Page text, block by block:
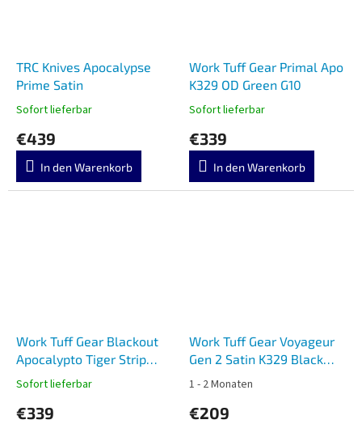
TRC Knives Apocalypse
Prime Satin
Sofort lieferbar
€439
In den Warenkorb
Work Tuff Gear Primal Apo
K329 OD Green G10
Sofort lieferbar
€339
In den Warenkorb
Work Tuff Gear Blackout
Apocalypto Tiger Strip
K329 Black G10
Sofort lieferbar
€339
Work Tuff Gear Voyageur
Gen 2 Satin K329 Black
1 - 2 Monaten
€209